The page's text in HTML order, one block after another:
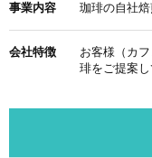
事業内容 珈琲の自社
会社特徴
お客様（カ
琲をご提案し